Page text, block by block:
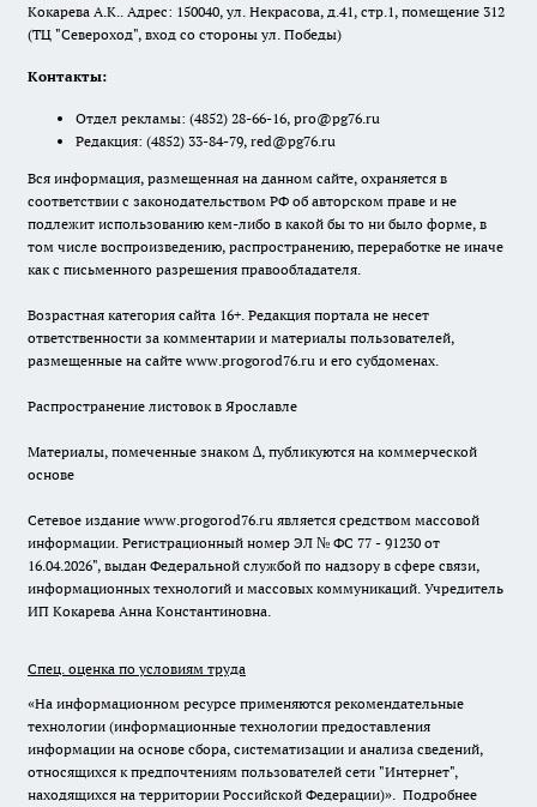
Кокарева А.К.. Адрес: 150040, ул. Некрасова, д.41, стр.1, помещение 312
(ТЦ "Североход", вход со стороны ул. Победы)
Контакты:
Отдел рекламы: (4852) 28-66-16, pro@pg76.ru
Редакция: (4852) 33-84-79, red@pg76.ru
Вся информация, размещенная на данном сайте, охраняется в
соответствии с законодательством РФ об авторском праве и не
подлежит использованию кем-либо в какой бы то ни было форме, в
том числе воспроизведению, распространению, переработке не иначе
как с письменного разрешения правообладателя.
Возрастная категория сайта 16+. Редакция портала не несет
ответственности за комментарии и материалы пользователей,
размещенные на сайте www.progorod76.ru и его субдоменах.
Распространение листовок в Ярославле
Материалы, помеченные знаком ∆, публикуются на коммерческой
основе
Сетевое издание www.progorod76.ru является средством массовой
информации. Регистрационный номер ЭЛ № ФС 77 - 91230 от
16.04.2026", выдан Федеральной службой по надзору в сфере связи,
информационных технологий и массовых коммуникаций. Учредитель
ИП Кокарева Анна Константиновна.
Спец. оценка по условиям труда
«На информационном ресурсе применяются рекомендательные
технологии (информационные технологии предоставления
информации на основе сбора, систематизации и анализа сведений,
относящихся к предпочтениям пользователей сети "Интернет",
находящихся на территории Российской Федерации)». Подробнее